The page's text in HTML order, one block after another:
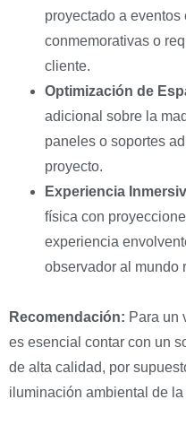
proyectado a
conmemorativas o
cliente.
Optimización de
adicional sobre la
paneles o soportes
proyecto.
Experiencia
física con
experiencia
observador al mundo
Recomendación: Para un
es esencial contar con un
de alta calidad, por
iluminación ambiental de